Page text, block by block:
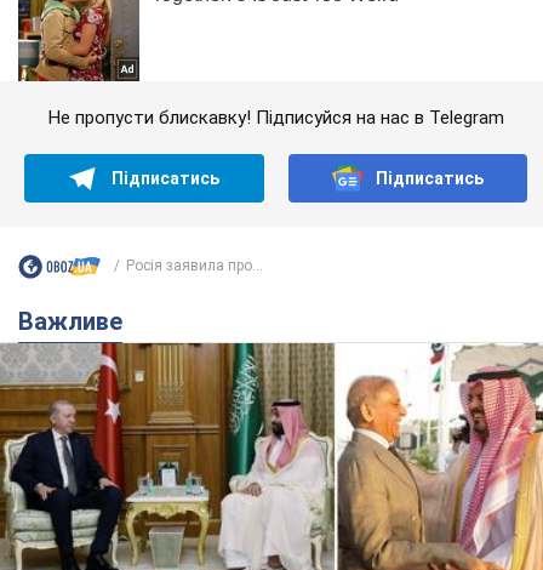
Не пропусти блискавку! Підписуйся на нас в Telegram
Підписатись Підписатись
Росія заявила про...
Важливе